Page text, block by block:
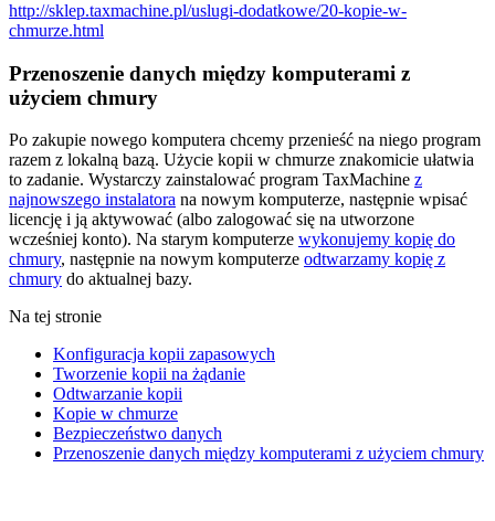
http://sklep.taxmachine.pl/uslugi-dodatkowe/20-kopie-w-
chmurze.html
Przenoszenie danych między komputerami z
użyciem chmury
Po zakupie nowego komputera chcemy przenieść na niego program
razem z lokalną bazą. Użycie kopii w chmurze znakomicie ułatwia
to zadanie. Wystarczy zainstalować program TaxMachine z
najnowszego instalatora na nowym komputerze, następnie wpisać
licencję i ją aktywować (albo zalogować się na utworzone
wcześniej konto). Na starym komputerze wykonujemy kopię do
chmury, następnie na nowym komputerze odtwarzamy kopię z
chmury do aktualnej bazy.
Na tej stronie
Konfiguracja kopii zapasowych
Tworzenie kopii na żądanie
Odtwarzanie kopii
Kopie w chmurze
Bezpieczeństwo danych
Przenoszenie danych między komputerami z użyciem chmury